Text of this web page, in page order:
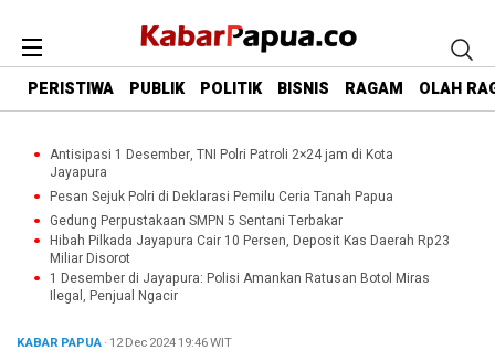
PERISTIWA PUBLIK POLITIK BISNIS RAGAM OLAH
Antisipasi 1 Desember, TNI Polri Patroli 2×24 jam di Kota
Jayapura
Pesan Sejuk Polri di Deklarasi Pemilu Ceria Tanah Papua
Gedung Perpustakaan SMPN 5 Sentani Terbakar
Hibah Pilkada Jayapura Cair 10 Persen, Deposit Kas Daerah Rp23
Miliar Disorot
1 Desember di Jayapura: Polisi Amankan Ratusan Botol Miras
Ilegal, Penjual Ngacir
KABAR PAPUA· 12 Dec 202419:46WIT